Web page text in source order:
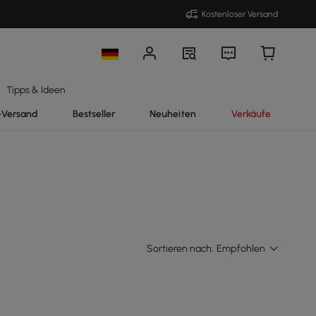
Kostenloser Versand
Tipps & Ideen
Bestseller Neuheiten Verkäufe
Sortieren nach: Empfohlen